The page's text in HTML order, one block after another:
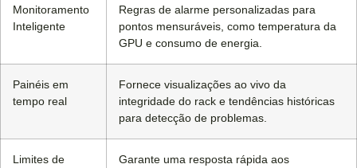
Monitoramento
Inteligente
Regras de alarme personalizadas para
pontos mensuráveis, como temperatura da
GPU e consumo de energia.
Painéis em
tempo real
Fornece visualizações ao vivo da
integridade do rack e tendências históricas
para detecção de problemas.
Limites de
Garante uma resposta rápida aos